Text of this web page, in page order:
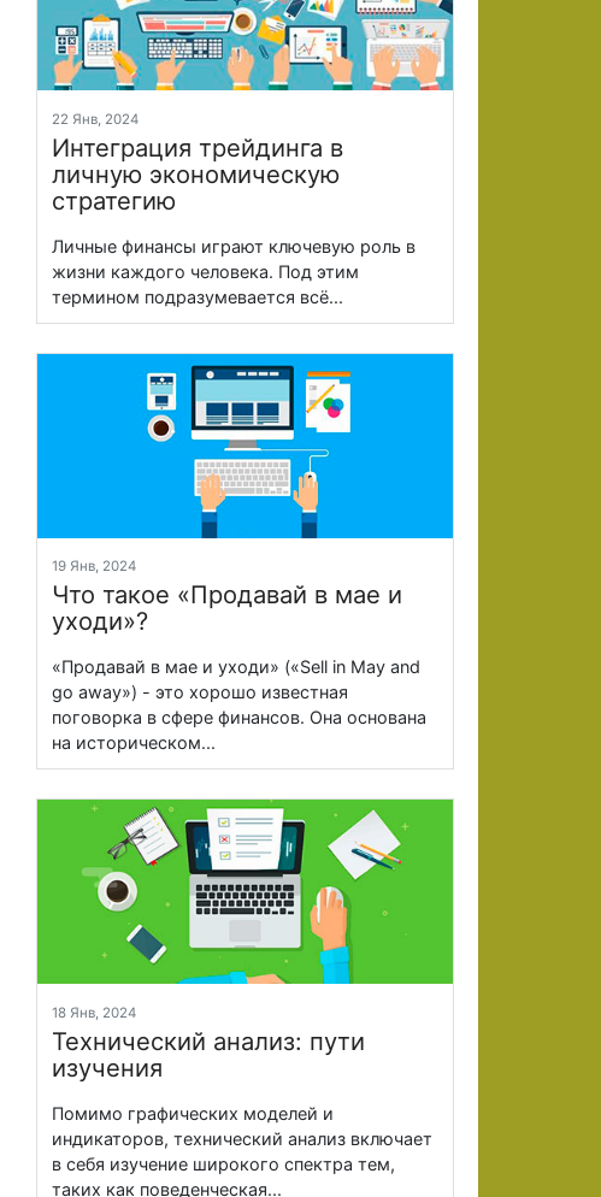
22 Янв, 2024
Интеграция трейдинга в
личную экономическую
стратегию
Личные финансы играют ключевую роль в
жизни каждого человека. Под этим
термином подразумевается всё...
19 Янв, 2024
Что такое «Продавай в мае и
уходи»?
«Продавай в мае и уходи» («Sell in May and
go away») - это хорошо известная
поговорка в сфере финансов. Она основана
на историческом...
18 Янв, 2024
Технический анализ: пути
изучения
Помимо графических моделей и
индикаторов, технический анализ включает
в себя изучение широкого спектра тем,
таких как поведенческая...